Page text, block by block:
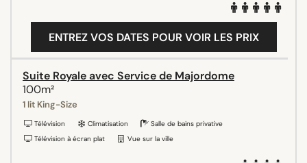
ENTREZ VOS DATES POUR VOIR LES PRIX
Suite Royale avec Service de Majordome
100m²
1 lit King-Size
Télévision Climatisation
Salle de bains privative
Télévision à écran plat
Vue sur la ville